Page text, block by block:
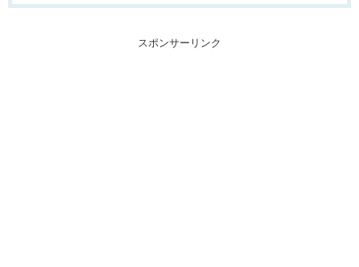
スポンサーリンク